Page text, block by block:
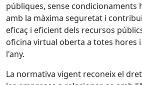
públiques, sense condicionaments
amb la màxima seguretat i
eficaç i eficient dels recursos
oficina virtual oberta a totes hores
l'any.
La normativa vigent reconeix el